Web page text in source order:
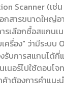
Scanner (เช่
กสารขนาดให
รเลือกซื้อสแกน
รื่อง" ว่ามีระบบ
บการสแกนได้กี่
นอร์ไปใช้ตอบโ
ต้องการคำแนะ